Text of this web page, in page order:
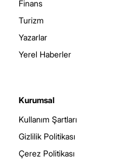
Finans
Turizm
Yazarlar
Yerel Haberler
Kurumsal
Kullanım Şartları
Gizlilik Politikası
Çerez Politikası